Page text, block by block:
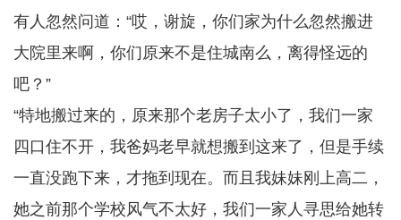
有人忽然问道：“哎，谢旋，你们家为什么忽然搬进
大院里来啊，你们原来不是住城南么，离得怪远的
吧？”
“特地搬过来的，原来那个老房子太小了，我们一家
四口住不开，我爸妈老早就想搬到这来了，但是手续
一直没跑下来，才拖到现在。而且我妹妹刚上高二，
她之前那个学校风气不太好，我们一家人寻思给她转